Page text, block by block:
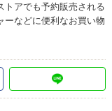
トアでも予約販売される
ーなどに便利なお買い物